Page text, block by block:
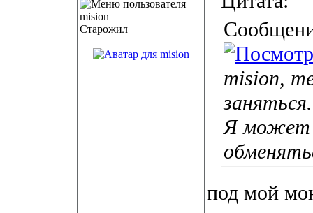
Старожил
mision,
Я может
под мой